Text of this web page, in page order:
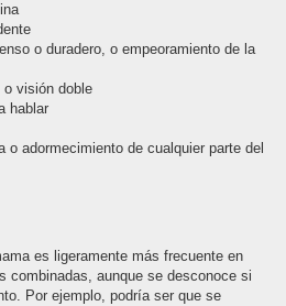
o duradero, o empeoramiento de la
o visión doble
hablar
o adormecimiento de cualquier parte del
es ligeramente más frecuente en
combinadas, aunque se desconoce si
Por ejemplo, podría ser que se